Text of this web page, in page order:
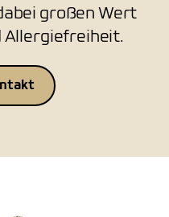
großen Wert
Allergiefreiheit.